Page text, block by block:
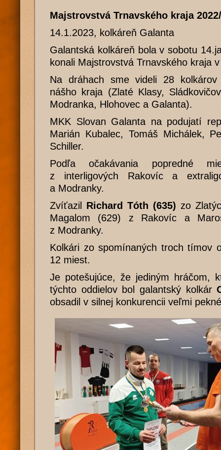
Majstrovstvá Trnavského kraja
14.1.2023, kolkáreň Galanta
Galantská kolkáreň bola v sobotu
konali Majstrovstvá Trnavského kraja
Na dráhach sme videli 28 kolkárov
nášho kraja (Zlaté Klasy,
Modranka, Hlohovec a Galanta).
MKK Slovan Galanta na podujatí
Marián Kubalec, Tomáš Michálek,
Schiller.
Podľa očakávania popredné
z interligových Rakovíc a
a Modranky.
Zvíťazil Richard Tóth (635) zo
Magalom (629) z Rakovíc a
z Modranky.
Kolkári zo spomínaných troch tímov
12 miest.
Je potešujúce, že jediným hráčom,
týchto oddielov bol galantský kolkár
obsadil v silnej konkurencii veľmi